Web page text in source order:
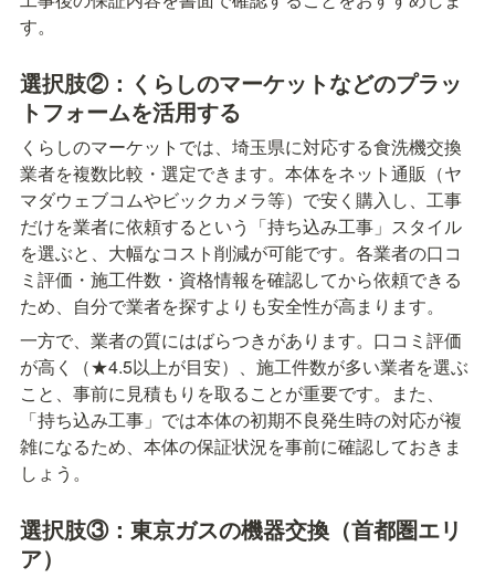
す。
選択肢②：くらしのマーケットなどのプラッ
トフォームを活用する
くらしのマーケットでは、埼玉県に対応する食洗機交換
業者を複数比較・選定できます。本体をネット通販（ヤ
マダウェブコムやビックカメラ等）で安く購入し、工事
だけを業者に依頼するという「持ち込み工事」スタイル
を選ぶと、大幅なコスト削減が可能です。各業者の口コ
ミ評価・施工件数・資格情報を確認してから依頼できる
ため、自分で業者を探すよりも安全性が高まります。
一方で、業者の質にはばらつきがあります。口コミ評価
が高く（★4.5以上が目安）、施工件数が多い業者を選ぶ
こと、事前に見積もりを取ることが重要です。また、
「持ち込み工事」では本体の初期不良発生時の対応が複
雑になるため、本体の保証状況を事前に確認しておきま
しょう。
選択肢③：東京ガスの機器交換（首都圏エリ
ア）